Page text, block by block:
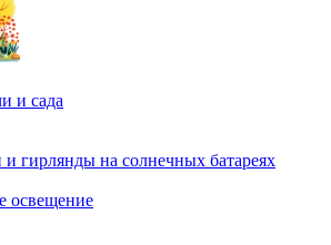
и сада
гирлянды на солнечных батареях
освещение